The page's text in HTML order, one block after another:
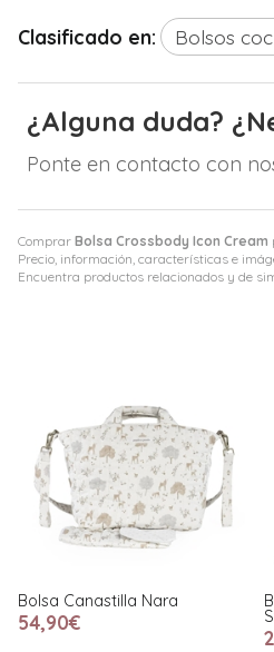
Comprar Bolsa Crossbody Icon Cream
Precio, información, características e
Encuentra productos relacionados y de
Clasificado en: Bolsos
¿Alguna duda?
Ponte en contacto con
Bolsa Canastilla Nara
54,90€